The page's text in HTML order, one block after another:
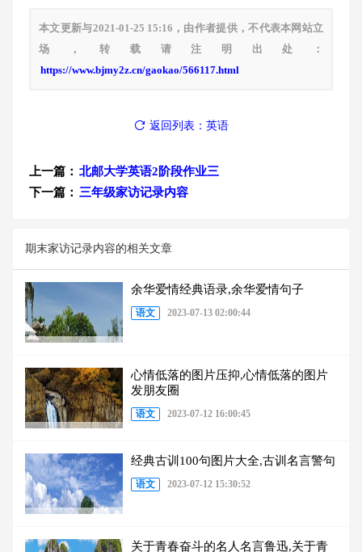
本文更新与2021-01-25 15:16，由作者提供，不代表本网站立
场，转载请注明出处：
https://www.bjmy2z.cn/gaokao/566117.html
返回列表：英语
上一篇： 北邮大学英语2阶段作业三
下一篇： 三年级家访记录内容
期末家访记录内容的相关文章
余华爱情经典语录,余华爱情句子
语文 2023-07-13 02:00:44
心情低落的图片压抑,心情低落的图片
发朋友圈
语文 2023-07-12 16:00:45
经典古训100句图片大全,古训名言警句
语文 2023-07-12 15:30:52
关于青春奋斗的名人名言鲁迅,关于青